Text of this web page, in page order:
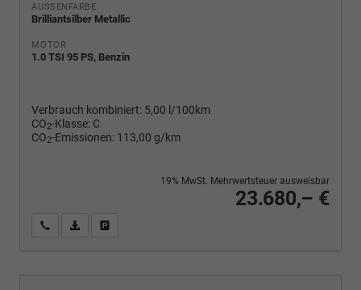
AUSSENFARBE
Brilliantsilber Metallic
MOTOR
1.0 TSI 95 PS, Benzin
Verbrauch kombiniert: 5,00 l/100km
CO2-Klasse: C
CO2-Emissionen: 113,00 g/km
23.680,– €
19% MwSt. Mehrwertsteuer ausweisbar
Wir rufen Sie anPDF-Fahrzeugexposé drucken